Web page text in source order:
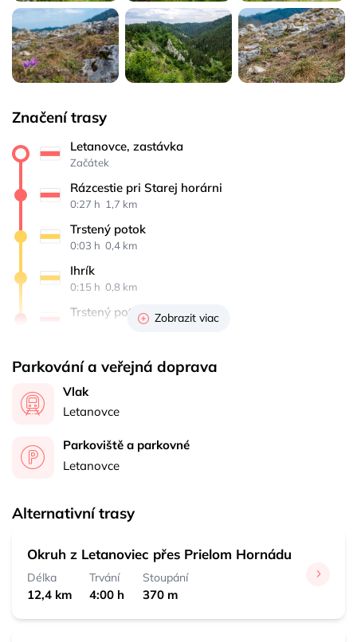
Značení trasy
Letanovce, zastávka
Začátek
Rázcestie pri Starej horárni
0:27 h 1,7 km
Trstený potok
0:03 h 0,4 km
Ihrík
0:15 h 0,8 km
Trstený potok
0:03 h 0,4 km
Letanovce, zastávka
0:27 h 1,7 km
Zobrazit viac
Parkování a veřejná doprava
Vlak
Letanovce
Parkoviště a parkovné
Letanovce
Alternativní trasy
Okruh z Letanoviec přes Prielom Hornádu
Délka
12,4 km
Trvání
4:00 h
Stoupání
370 m